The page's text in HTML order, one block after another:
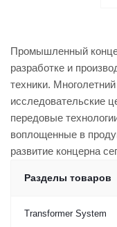
Промышленный
разработке и
техники.
исследовательские
передовые
воплощенные в
развитие концерна
Разделы товаров
Transformer System